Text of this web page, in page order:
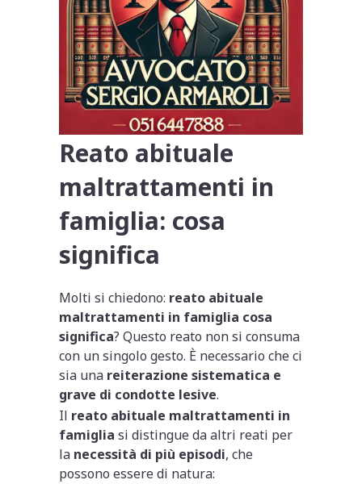
Reato abituale
maltrattamenti in
famiglia: cosa
significa
Molti si chiedono: reato abituale
maltrattamenti in famiglia cosa
significa? Questo reato non si consuma
con un singolo gesto. È necessario che ci
sia una reiterazione sistematica e
grave di condotte lesive.
Il reato abituale maltrattamenti in
famiglia si distingue da altri reati per
la necessità di più episodi, che
possono essere di natura: